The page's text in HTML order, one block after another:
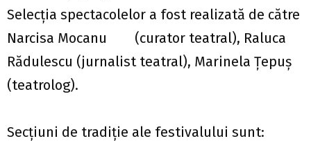
Selecția spectacolelor a fost realizată de către
Narcisa Mocanu (curator teatral), Raluca
Rădulescu (jurnalist teatral), Marinela Țepuș
(teatrolog).
Secțiuni de tradiție ale festivalului sunt: